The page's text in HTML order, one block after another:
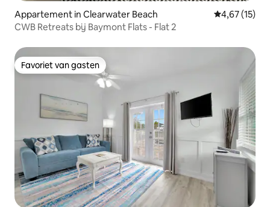
Appartement in Clearwater Beach Gemiddelde
4,67 (15)
CWB Retreats bij Baymont Flats - Flat 2
Favoriet van gasten
Favoriet van gasten